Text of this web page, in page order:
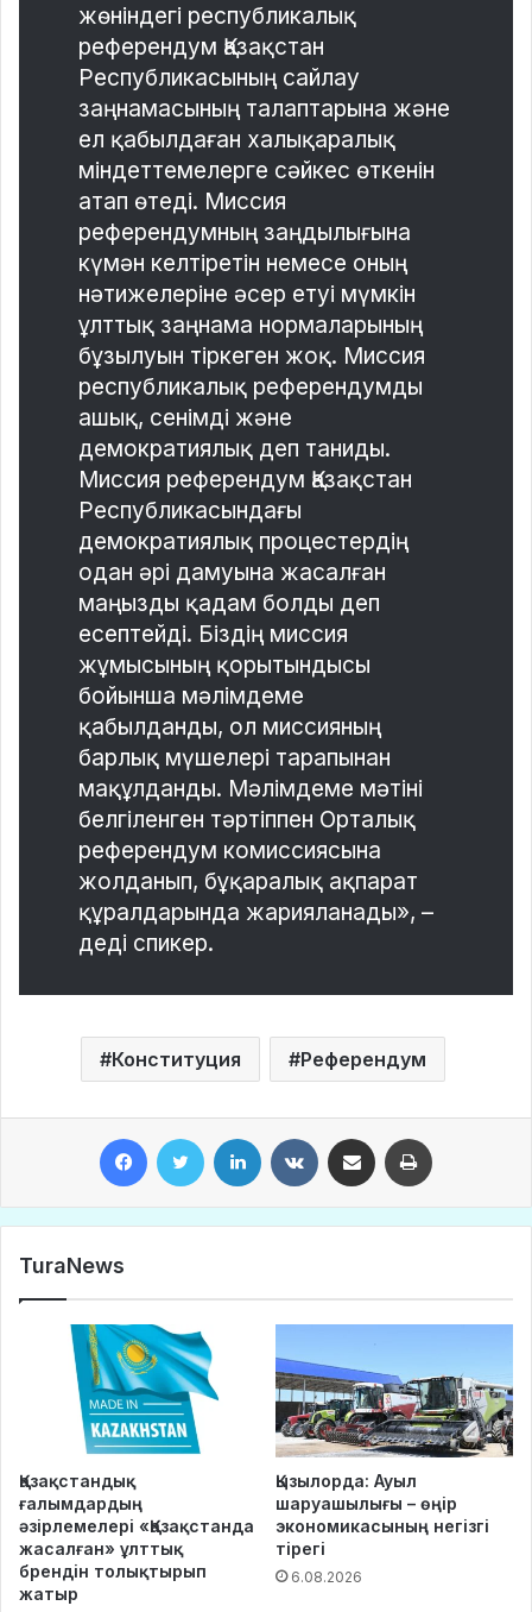
жөніндегі республикалық
референдум Қазақстан
Республикасының сайлау
заңнамасының талаптарына және
ел қабылдаған халықаралық
міндеттемелерге сәйкес өткенін
атап өтеді. Миссия
референдумның заңдылығына
күмән келтіретін немесе оның
нәтижелеріне әсер етуі мүмкін
ұлттық заңнама нормаларының
бұзылуын тіркеген жоқ. Миссия
республикалық референдумды
ашық, сенімді және
демократиялық деп таниды.
Миссия референдум Қазақстан
Республикасындағы
демократиялық процестердің
одан әрі дамуына жасалған
маңызды қадам болды деп
есептейді. Біздің миссия
жұмысының қорытындысы
бойынша мәлімдеме
қабылданды, ол миссияның
барлық мүшелері тарапынан
мақұлданды. Мәлімдеме мәтіні
белгіленген тәртіппен Орталық
референдум комиссиясына
жолданып, бұқаралық ақпарат
құралдарында жарияланады», –
деді спикер.
Конституция Референдум
TuraNews
Қазақстандық
ғалымдардың
әзірлемелері «Қазақстанда
жасалған» ұлттық
брендін толықтырып
жатыр
Қызылорда: Ауыл
шаруашылығы – өңір
экономикасының негізгі
тірегі
6.08.2026